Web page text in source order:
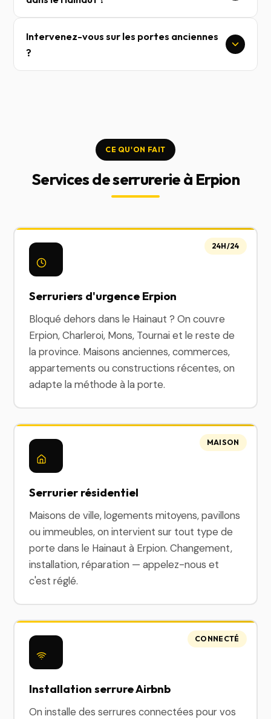
Intervenez-vous sur les portes anciennes
?
CE QU'ON FAIT
Services de serrurerie à Erpion
Serruriers d'urgence Erpion
Bloqué dehors dans le Hainaut ? On couvre
Erpion, Charleroi, Mons, Tournai et le reste de
la province. Maisons anciennes, commerces,
appartements ou constructions récentes, on
adapte la méthode à la porte.
24H/24
Serrurier résidentiel
Maisons de ville, logements mitoyens, pavillons
ou immeubles, on intervient sur tout type de
porte dans le Hainaut à Erpion. Changement,
installation, réparation — appelez-nous et
c'est réglé.
MAISON
Installation serrure Airbnb
On installe des serrures connectées pour vos
CONNECTÉ